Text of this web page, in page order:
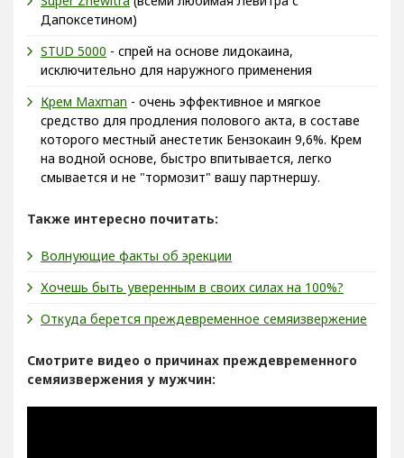
Дапоксетином)
STUD 5000 - спрей на основе лидокаина,
исключительно для наружного применения
Крем Maxman - очень эффективное и мягкое
средство для продления полового акта, в составе
которого местный анестетик Бензокаин 9,6%. Крем
на водной основе, быстро впитывается, легко
смывается и не "тормозит" вашу партнершу.
Также интересно почитать:
Волнующие факты об эрекции
Хочешь быть уверенным в своих силах на 100%?
Откуда берется преждевременное семяизвержение
Смотрите видео о причинах преждевременного
семяизвержения у мужчин: